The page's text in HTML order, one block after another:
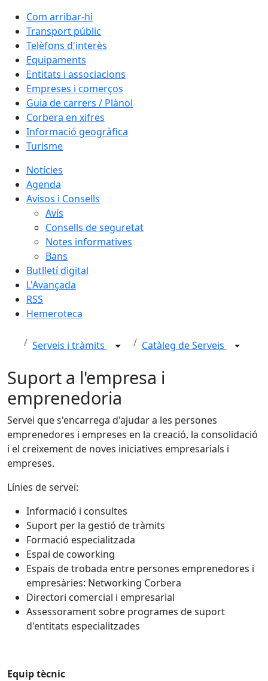
Com arribar-hi
Transport públic
Telèfons d'interès
Equipaments
Entitats i associacions
Empreses i comerços
Guia de carrers / Plànol
Corbera en xifres
Informació geogràfica
Turisme
Notícies
Agenda
Avisos i Consells
Avís
Consells de seguretat
Notes informatives
Bans
Butlletí digital
L'Avançada
RSS
Hemeroteca
Serveis i tràmits Catàleg de Serveis
Suport a l'empresa i
emprenedoria
Servei que s'encarrega d'ajudar a les persones
emprenedores i empreses en la creació, la consolidació
i el creixement de noves iniciatives empresarials i
empreses.
Línies de servei:
Informació i consultes
Suport per la gestió de tràmits
Formació especialitzada
Espai de coworking
Espais de trobada entre persones emprenedores i
empresàries: Networking Corbera
Directori comercial i empresarial
Assessorament sobre programes de suport
d'entitats especialitzades
Equip tècnic